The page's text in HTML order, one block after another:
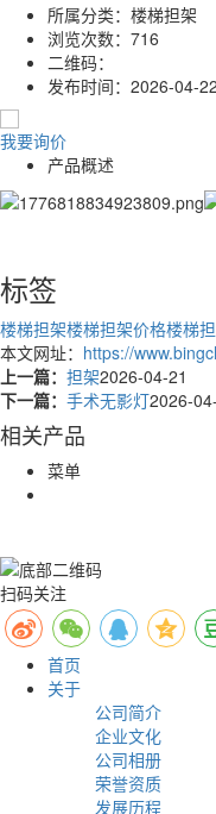
所属分类： 楼梯担架
浏览次数： 716
二维码：
发布时间： 2026-04-
我要询价
产品概述
标签
楼梯担架楼梯担架价格楼梯
本文网址： https://
上一篇： 担架2026-04-21
下一篇： 手术无影灯2026-
相关产品
菜单
扫码关注
首页
关于
公司简介
企业文化
公司相册
荣誉资质
发展历程